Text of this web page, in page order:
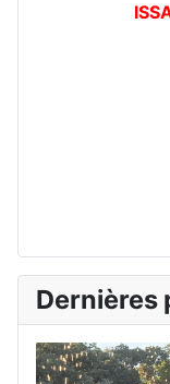
Dernières